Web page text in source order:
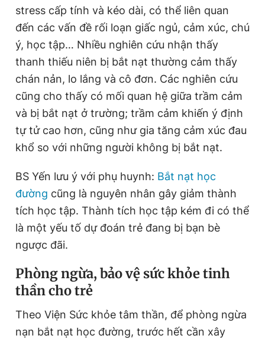
stress cấp tính và kéo dài, có thể liên quan
đến các vấn đề rối loạn giấc ngủ, cảm xúc, chú
ý, học tập… Nhiều nghiên cứu nhận thấy
thanh thiếu niên bị bắt nạt thường cảm thấy
chán nản, lo lắng và cô đơn. Các nghiên cứu
cũng cho thấy có mối quan hệ giữa trầm cảm
và bị bắt nạt ở trường; trầm cảm khiến ý định
tự tử cao hơn, cũng như gia tăng cảm xúc đau
khổ so với những người không bị bắt nạt.
BS Yến lưu ý với phụ huynh: Bắt nạt học
đường cũng là nguyên nhân gây giảm thành
tích học tập. Thành tích học tập kém đi có thể
là một yếu tố dự đoán trẻ đang bị bạn bè
ngược đãi.
Phòng ngừa, bảo vệ sức khỏe tinh
thần cho trẻ
Theo Viện Sức khỏe tâm thần, để phòng ngừa
nạn bắt nạt học đường, trước hết cần xây